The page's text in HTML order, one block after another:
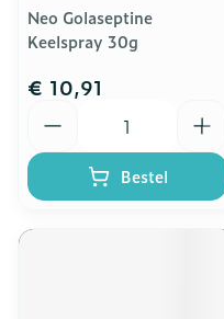
Neo Golaseptine
Keelspray 30g
€ 10,91
Bestel